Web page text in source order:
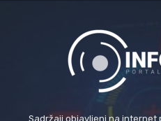
Sadržaji objavljeni na internet